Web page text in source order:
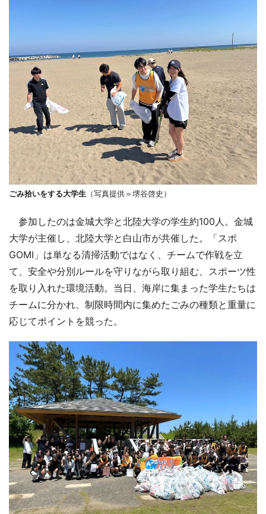
ごみ拾いをする大学生 （写真提供＝堺谷啓史）
参加したのは金城大学と北陸大学の学生約100人。金城
大学が主催し、北陸大学と白山市が共催した。「スポ
GOMI」は単なる清掃活動ではなく、チームで作戦を立
て、安全や分別ルールを守りながら取り組む、スポーツ性
を取り入れた環境活動。当日、海岸に集まった学生たちは
チームに分かれ、制限時間内に集めたごみの種類と重量に
応じてポイントを競った。